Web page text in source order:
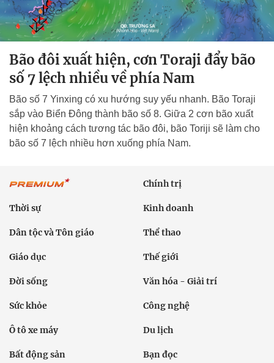
Bão đôi xuất hiện, cơn Toraji đẩy bão
số 7 lệch nhiều về phía Nam
Bão số 7 Yinxing có xu hướng suy yếu nhanh. Bão Toraji
sắp vào Biển Đông thành bão số 8. Giữa 2 cơn bão xuất
hiện khoảng cách tương tác bão đôi, bão Toriji sẽ làm cho
bão số 7 lệch nhiều hơn xuống phía Nam.
Chính trị
Thời sự Kinh doanh
Dân tộc và Tôn giáo Thể thao
Giáo dục Thế giới
Đời sống Văn hóa - Giải trí
Sức khỏe Công nghệ
Ô tô xe máy Du lịch
Bất động sản Bạn đọc